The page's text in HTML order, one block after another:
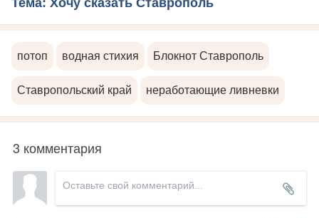
Тема: Хочу сказать Ставрополь
потоп водная стихия Блокнот Ставрополь
Ставропольский край неработающие ливневки
3 комментария